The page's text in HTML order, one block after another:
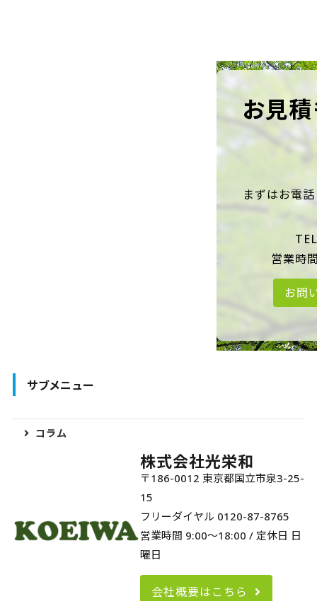
お見
まずはお電
営業時
お問
サブメニュー
コラム
株式会社光栄和
〒186-0012 東京都国立市泉3-25-
15
フリーダイヤル 0120-87-8765
営業時間 9:00～18:00 / 定休日 日
曜日
会社概要はこちら